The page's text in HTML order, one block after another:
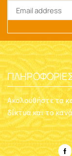
Ακολουθήστε τα
δίκτυα και το